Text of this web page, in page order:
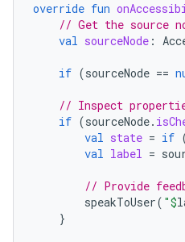
override fun
// Get the source
val sourceNode :
if (sourceNode ==
// Inspect
if (sourceNode.
val state = if
val label =
// Provide
speakToUser( "$
}